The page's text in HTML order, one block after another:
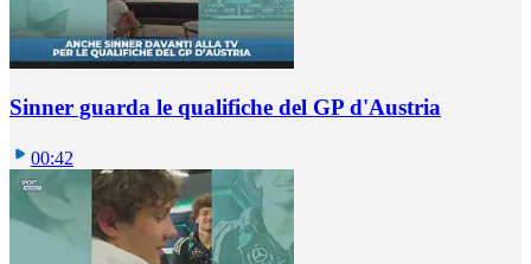
Sinner guarda le qualifiche del GP d'Austria
00:42